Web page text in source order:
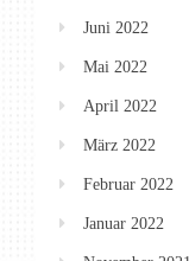
Juni 2022
Mai 2022
April 2022
März 2022
Februar 2022
Januar 2022